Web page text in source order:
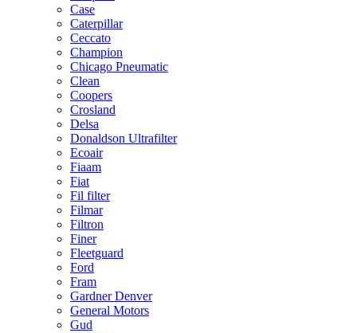
Case
Caterpillar
Ceccato
Champion
Chicago Pneumatic
Clean
Coopers
Crosland
Delsa
Donaldson Ultrafilter
Ecoair
Fiaam
Fiat
Fil filter
Filmar
Filtron
Finer
Fleetguard
Ford
Fram
Gardner Denver
General Motors
Gud